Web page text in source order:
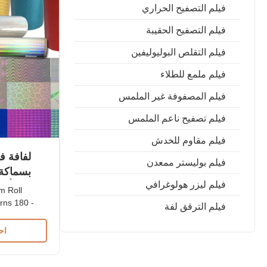
فيلم التصفيح الحراري
فيلم التصفيح الحقيبة
فيلم التقلص البوليوليفين
فيلم ملمع للطلاء
فيلم المصفوفة غير الملمس
فيلم تصفيح ناعم الملمس
فيلم مقاوم للخدش
فيلم بوليستر ممعدن
فيلم ليزر هولوغرافي
فيلم الترقق لفة
لفافة
Roll
180 -
Thermal
Film